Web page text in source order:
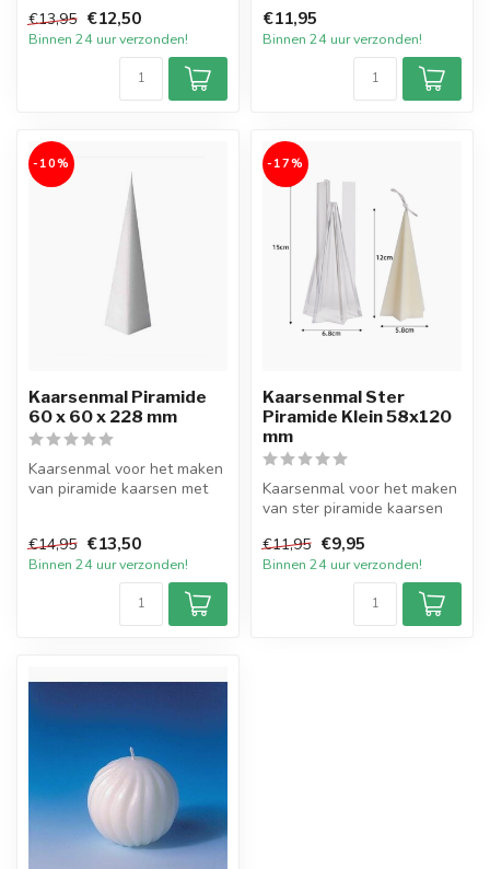
...
€13,95 €12,50
Binnen 24 uur verzonden!
Hier...
€11,95
Binnen 24 uur verzonden!
-10%
Kaarsenmal Piramide
60 x 60 x 228 mm
Kaarsenmal voor het maken
van piramide kaarsen met
€14,95 €13,50
Binnen 24 uur verzonden!
-17%
Kaarsenmal Ster
Piramide Klein 58x120
mm
Kaarsenmal voor het maken
van ster piramide kaarsen
...
€11,95 €9,95
Binnen 24 uur verzonden!